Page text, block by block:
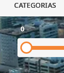
CATEGORIAS
0